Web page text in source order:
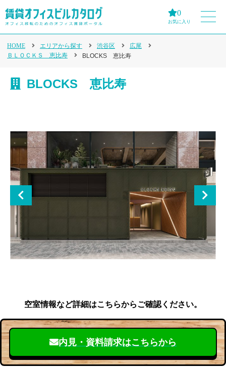
0
お気に入り
HOME エリアから探す 渋谷区
広尾
ＢＬＯＣＫＳ 恵比寿
BLOCKS 恵比寿
BLOCKS 恵比寿
空室情報など詳細はこちらからご確認ください。
内見・資料請求はこちらから